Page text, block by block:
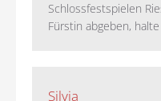
Schlossfestspielen
Fürstin abgeben,
Silvia